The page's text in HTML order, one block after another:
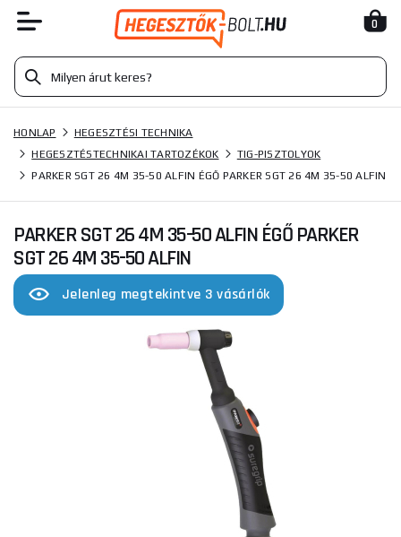
0
HONLAP
HEGESZTÉSI TECHNIKA
HEGESZTÉSTECHNIKAI TARTOZÉKOK
TIG-PISZTOLYOK
PARKER SGT 26 4M 35-50 ALFIN ÉGŐ PARKER SGT 26 4M 35-50 ALFIN
PARKER SGT 26 4M 35-50 ALFIN ÉGŐ PARKER
SGT 26 4M 35-50 ALFIN
Jelenleg megtekintve 3 vásárlók